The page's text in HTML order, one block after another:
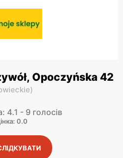
Opoczyńska 42
)
4.1 - 9 голосів
0.0